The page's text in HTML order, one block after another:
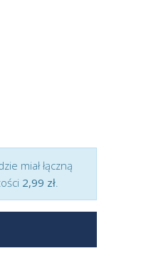
miał łączną
2,99 zł.